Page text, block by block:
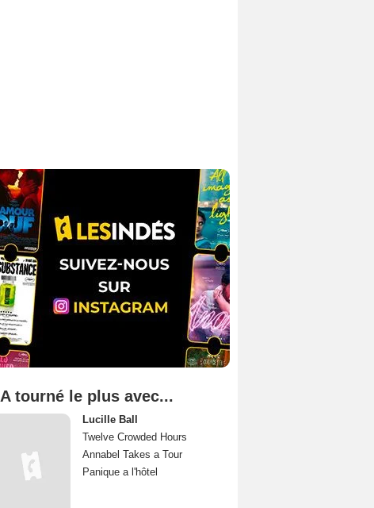
A tourné le plus avec...
Lucille Ball
Twelve Crowded Hours
Annabel Takes a Tour
Panique a l'hôtel